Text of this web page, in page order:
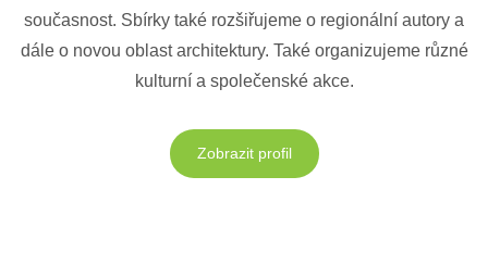
současnost. Sbírky také rozšiřujeme o regionální autory a
dále o novou oblast architektury. Také organizujeme různé
kulturní a společenské akce.
Zobrazit profil